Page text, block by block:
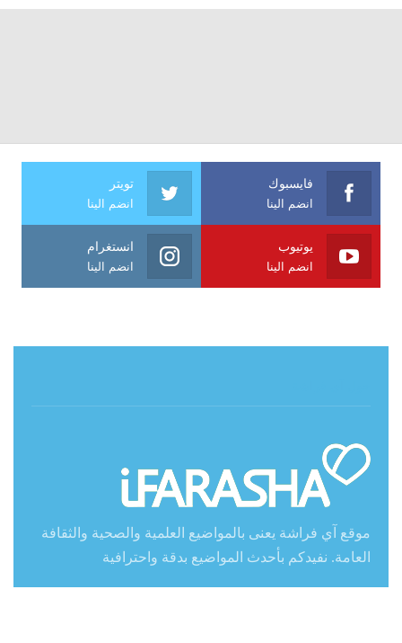
فايسبوك
انضم الينا
تويتر
انضم الينا
يوتيوب
انضم الينا
انستغرام
انضم الينا
موقع آي فراشة يعنى بالمواضيع العلمية والصحية والثقافة
العامة. نفيدكم بأحدث المواضيع بدقة واحترافية